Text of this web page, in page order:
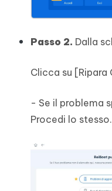
Passo 2. Dalla
Clicca su [Ripara
- Se il problema
Procedi lo stesso.